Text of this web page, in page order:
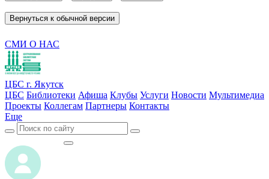
Вернуться к обычной версии
СМИ О НАС
ЦБС г. Якутск
ЦБС Библиотеки Афиша Клубы Услуги Новости Мультимедиа
Проекты Коллегам Партнеры Контакты
Еще